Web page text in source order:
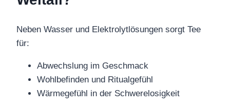
Neben Wasser und Elektrolytlösungen sorgt Tee
für:
Abwechslung im Geschmack
Wohlbefinden und Ritualgefühl
Wärmegefühl in der Schwerelosigkeit